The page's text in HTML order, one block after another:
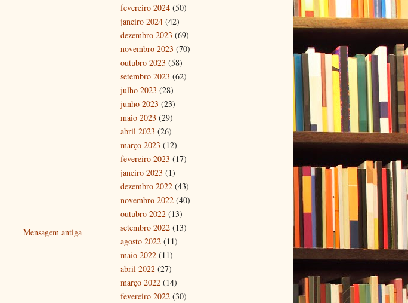
Mensagem antiga
fevereiro 2024 (50)
janeiro 2024 (42)
dezembro 2023 (69)
novembro 2023 (70)
outubro 2023 (58)
setembro 2023 (62)
julho 2023 (28)
junho 2023 (23)
maio 2023 (29)
abril 2023 (26)
março 2023 (12)
fevereiro 2023 (17)
janeiro 2023 (1)
dezembro 2022 (43)
novembro 2022 (40)
outubro 2022 (13)
setembro 2022 (13)
agosto 2022 (11)
maio 2022 (11)
abril 2022 (27)
março 2022 (14)
fevereiro 2022 (30)